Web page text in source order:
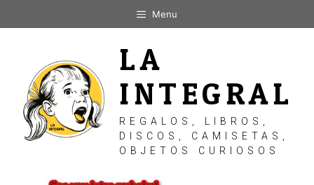
al
Menu
LA
INTEGRAL
REGALOS, LIBROS,
DISCOS, CAMISETAS,
OBJETOS CURIOSOS